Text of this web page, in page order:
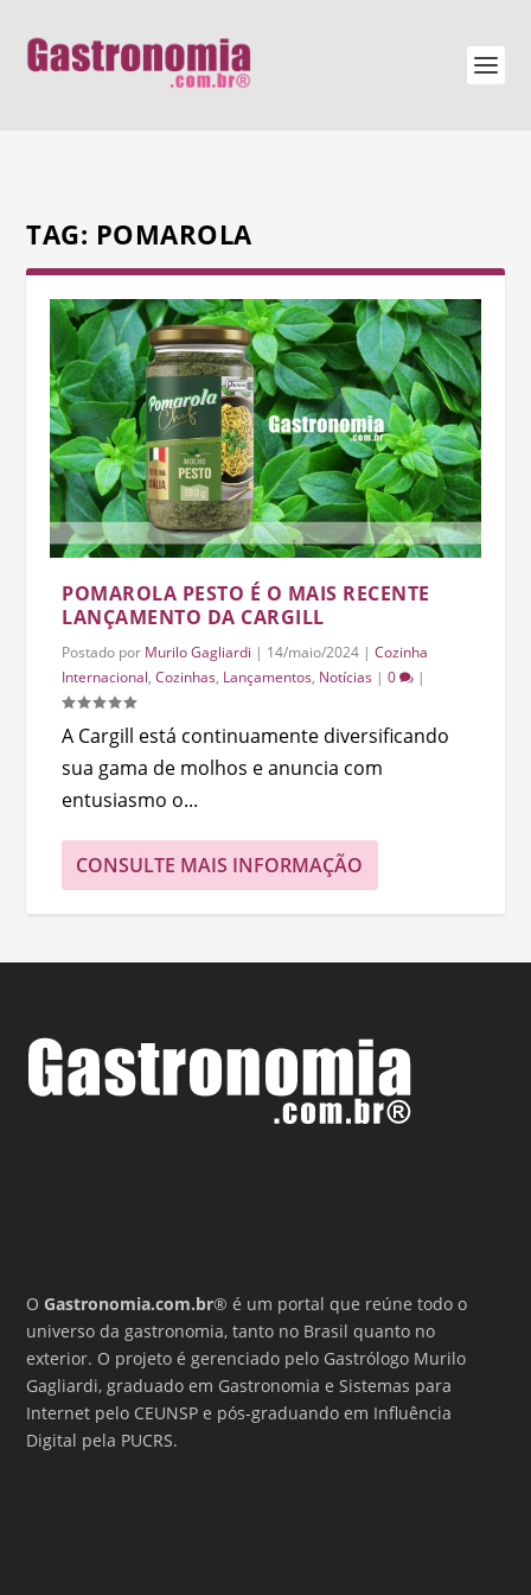
TAG: POMAROLA
POMAROLA PESTO É O MAIS RECENTE
LANÇAMENTO DA CARGILL
Postado por Murilo Gagliardi | 14/maio/2024 |Cozinha
Internacional,Cozinhas, Lançamentos, Notícias |0 |
A Cargill está continuamente diversificando
sua gama de molhos e anuncia com
entusiasmo o...
CONSULTE MAIS INFORMAÇÃO
OGastronomia.com.br® é um portal que reúne todo o
universo da gastronomia, tanto no Brasil quanto no
exterior. O projeto é gerenciado pelo Gastrólogo Murilo
Gagliardi, graduado em Gastronomia e Sistemas para
Internet pelo CEUNSP e pós-graduando em Influência
Digital pela PUCRS.